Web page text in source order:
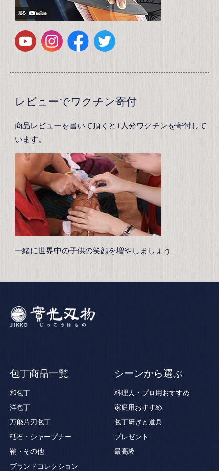
レビューでワクチン寄付
商品レビューを書いて頂くと1人分ワクチンを寄付して
います。
一緒に世界中の子供の笑顔を増やしましょう！
包丁商品一覧
和包丁
洋包丁
万能片刃包丁
砥石・シャープナー
鞘・その他
ブランドコレクション
シーンから選ぶ
料理人・プロ用おすすめ
家庭用おすすめ
包丁研ぎと道具
プレゼント
最高級